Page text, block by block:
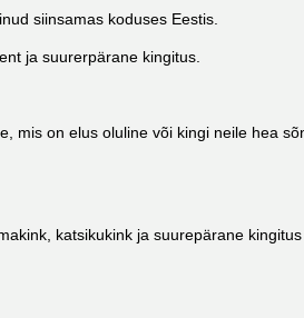
siinsamas koduses Eestis.
ja suurerpärane kingitus.
mis on elus oluline või kingi neile hea
katsikukink ja suurepärane